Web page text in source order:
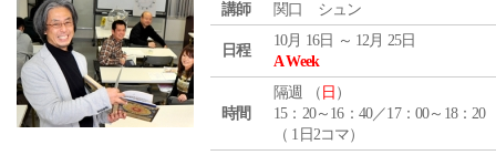
講師 関口 シュン
日程
10月 16日 ～ 12月 25日
A Week
時間
隔週 （ 日 ）
15：20～16：40／17：00～18：20
（ 1日2コマ）